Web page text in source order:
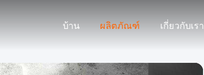
บ้าน ผลิตภัณฑ์ เกี่ยวกับเรา